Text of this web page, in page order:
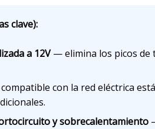
clave):
a 12V— elimina los picos de
con la red eléctrica
y sobrecalentamiento